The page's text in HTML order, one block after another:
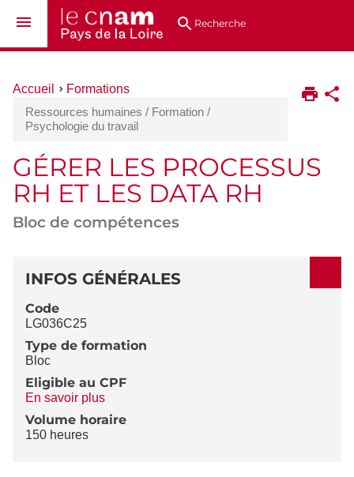
au
directsRecherche
Vous
ici :
Accueil
Formations
Ressources humaines / Formation /
Psychologie du travail
GÉRER LES PROCESSUS
RH ET LES DATA RH
Bloc de compétences
DÉTAILS
INFOS GÉNÉRALES
Code
LG036C25
Type de formation
Bloc
Eligible au CPF
En savoir plus
Volume horaire
150 heures